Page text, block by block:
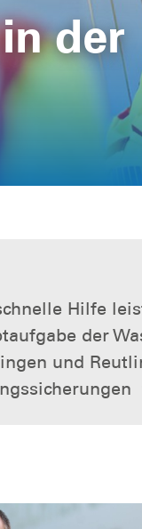
Hilfe
der
und